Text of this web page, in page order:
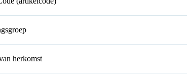
herkomst